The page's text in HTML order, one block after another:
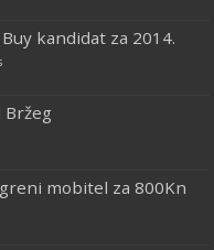
kandidat za 2014.
Bržeg
mobitel za 800Kn